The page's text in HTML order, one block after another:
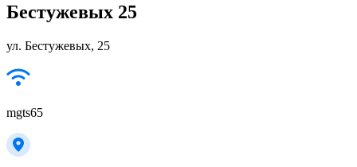
Бестужевых 25
ул. Бестужевых, 25
mgts65